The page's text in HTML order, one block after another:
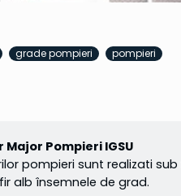
grade pompieri pompieri
Pompieri IGSU
pompieri sunt realizati
alb însemnele de grad.